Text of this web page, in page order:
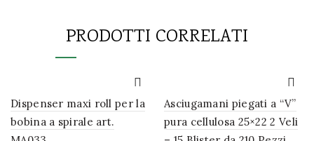
PRODOTTI CORRELATI
Dispenser maxi roll per la
bobina a spirale art.
Asciugamani piegati a “V”
pura cellulosa 25×22 2 Veli